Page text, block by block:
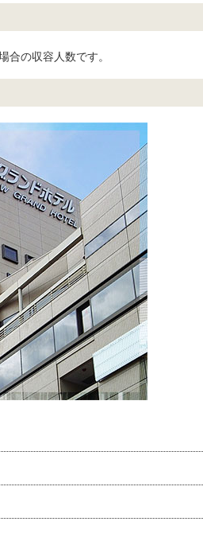
合の収容人数です。